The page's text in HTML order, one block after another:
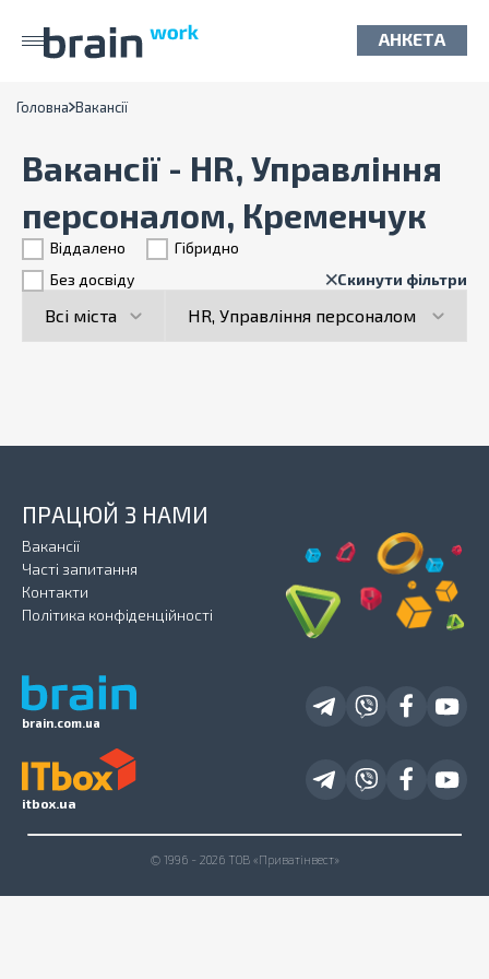
АНКЕТА
Головна Вакансії
Вакансії - HR, Управління
персоналом, Кременчук
Віддалено
Гiбридно
Без досвіду
Скинути фільтри
brain.com.ua
ПРАЦЮЙ З НАМИ
Вакансії
Часті запитання
Контакти
Політика конфіденційності
itbox.ua
© 1996 - 2026 ТОВ «Приватінвест»